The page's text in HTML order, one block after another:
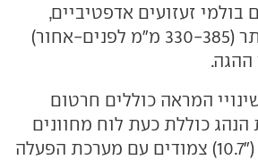
עם בולמי זעזועים אדפטיביים,
דיסקים גדולים יותר (330-385 מ"מ לפנים-אחור)
ההגה.
המראה כוללים חרטום
הנהג כוללת כעת לוח מחוונים
("10.25) ומסך מגע ("10.7) צמודים עם מערכת הפעלה